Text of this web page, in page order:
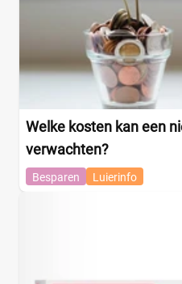
Welke kosten kan een
verwachten?
Besparen Luierinfo